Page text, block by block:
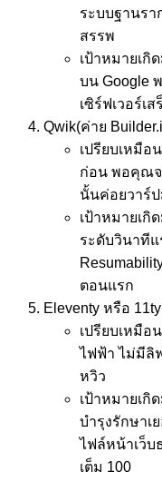
ระบบฐานรา
สรรพ
เป้าหมายเกิ
บน Google
เซิร์ฟเวอร์เ
Qwik(ค่าย
เปรียบเหมือน
ก่อน พอคุณจ
นั้นค่อยวาร์
เป้าหมายเกิ
ระดับวินาทีแ
ตอนแรก
Eleventy หรือ 11ty
เปรียบเหมือน
ไฟฟ้า ไม่มีลิ
หวิว
เป้าหมายเกิ
บำรุงรักษาเ
ไฟล์หน้าเว็บ
เต็ม 100